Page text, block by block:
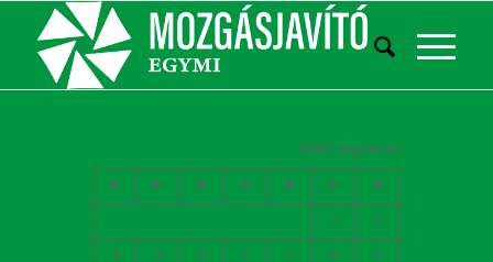
2026. augusztus
H K S C P S V
1 2
3 4 5 6 7 8 9